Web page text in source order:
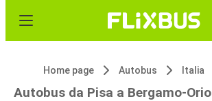
Home page Autobus Italia
Autobus da Pisa a Bergamo-